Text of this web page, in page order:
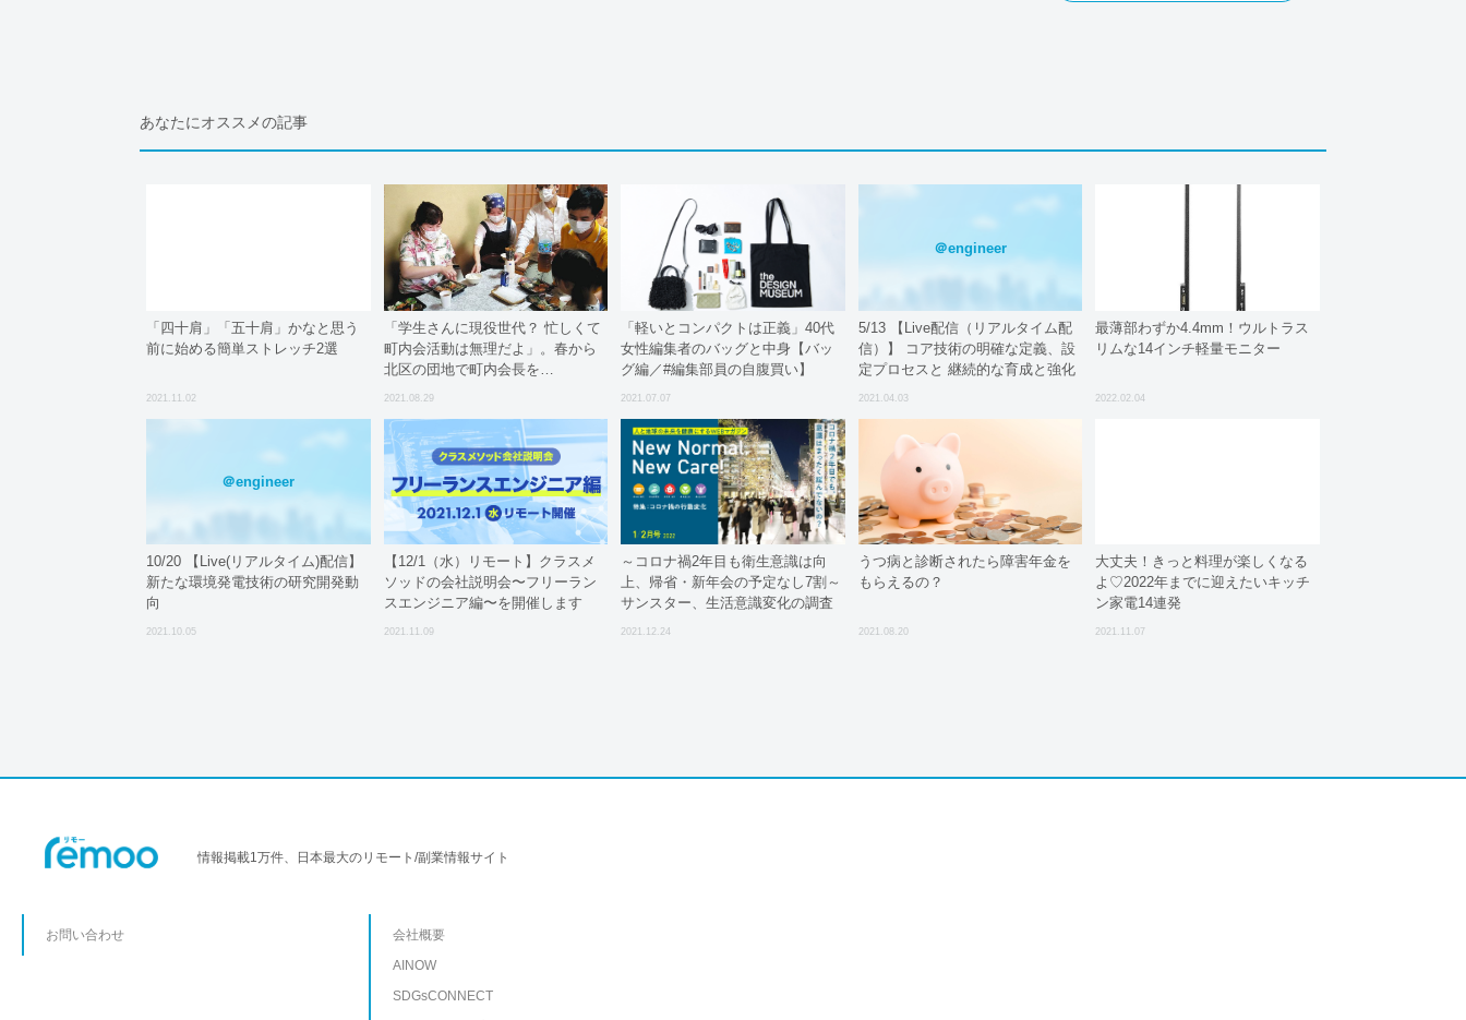
あなたにオススメの記事
「四十肩」「五十肩」かなと思う
前に始める簡単ストレッチ2選
2021.11.02
「学生さんに現役世代？ 忙しくて
町内会活動は無理だよ」。春から
北区の団地で町内会長を…
2021.08.29
「軽いとコンパクトは正義」40代
女性編集者のバッグと中身【バッ
グ編／#編集部員の自腹買い】
2021.07.07
＠engineer
5/13 【Live配信（リアルタイム配
信）】 コア技術の明確な定義、設
定プロセスと 継続的な育成と強化
2021.04.03
最薄部わずか4.4mm！ウルトラス
リムな14インチ軽量モニター
2022.02.04
＠engineer
10/20 【Live(リアルタイム)配信】
新たな環境発電技術の研究開発動
向
2021.10.05
【12/1（水）リモート】クラスメ
ソッドの会社説明会〜フリーラン
スエンジニア編〜を開催します
2021.11.09
～コロナ禍2年目も衛生意識は向
上、帰省・新年会の予定なし7割～
サンスター、生活意識変化の調査
結果をWebマガジン「New Normal,
2021.12.24
うつ病と診断されたら障害年金を
もらえるの？
2021.08.20
大丈夫！きっと料理が楽しくなる
よ♡2022年までに迎えたいキッチ
ン家電14連発
2021.11.07
情報掲載1万件、日本最大のリモート/副業情報サイト
お問い合わせ
会社概要
AINOW
SDGsCONNECT